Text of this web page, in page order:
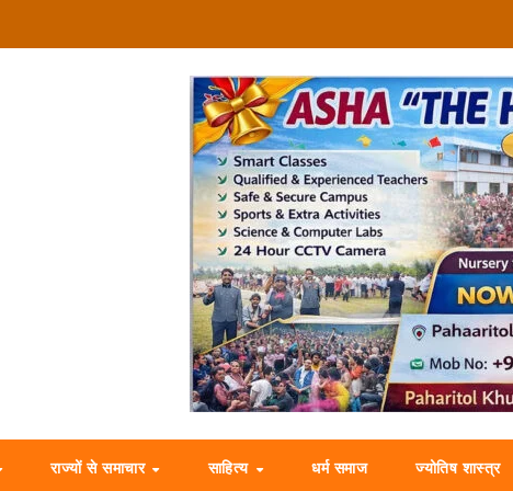
राज्यों से समाचार साहित्य धर्म समाज ज्योतिष शास्त्र